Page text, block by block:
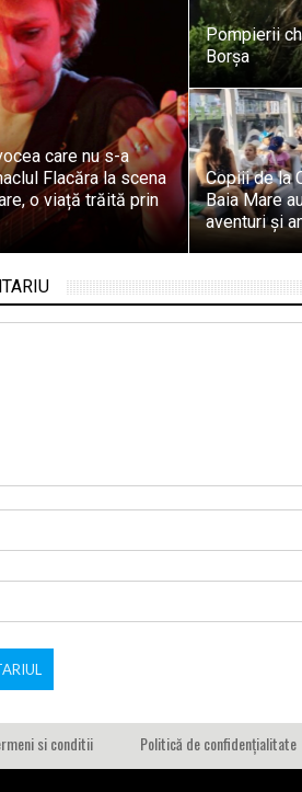
care nu s-a
Flacăra la scena
o viață trăită prin
Pompierii
Borșa
Copiii de la
Baia Mare
aventuri și
si conditii Politică de confidențialitate